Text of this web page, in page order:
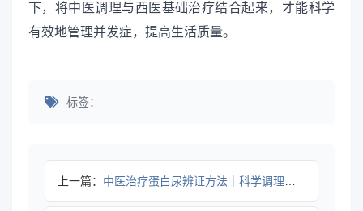
下，将中医调理与西医基础治疗结合起来，才能科学
有效地管理并发症，提高生活质量。
标签：
上一篇： 中医治疗蛋白尿辨证方法｜科学调理全攻略